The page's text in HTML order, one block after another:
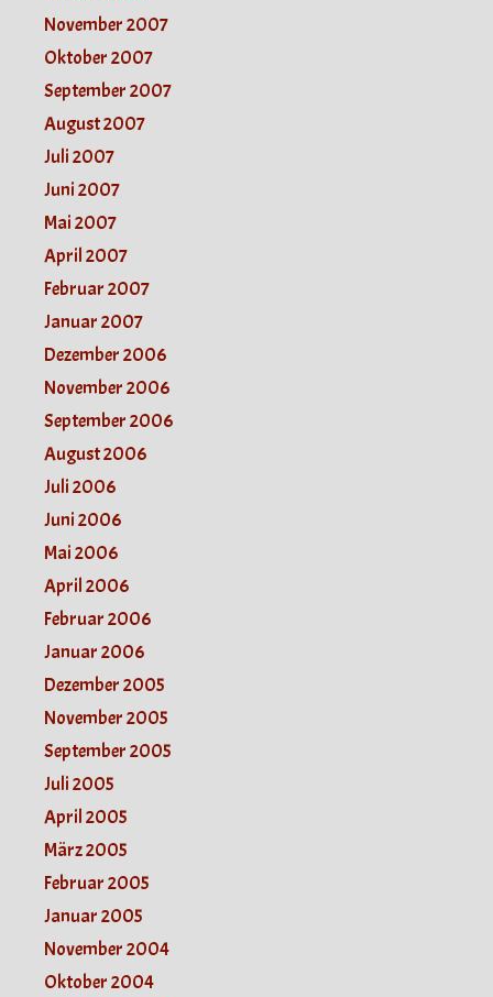
November 2007
Oktober 2007
September 2007
August 2007
Juli 2007
Juni 2007
Mai 2007
April 2007
Februar 2007
Januar 2007
Dezember 2006
November 2006
September 2006
August 2006
Juli 2006
Juni 2006
Mai 2006
April 2006
Februar 2006
Januar 2006
Dezember 2005
November 2005
September 2005
Juli 2005
April 2005
März 2005
Februar 2005
Januar 2005
November 2004
Oktober 2004